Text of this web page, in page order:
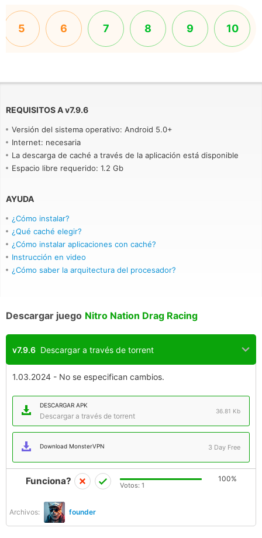
5 6 7 8 9 10
REQUISITOS Av7.9.6
Versión del sistema operativo: Android 5.0+
Internet: necesaria
La descarga de caché a través de la aplicación está disponible
Espacio libre requerido: 1.2 Gb
AYUDA
¿Cómo instalar?
¿Qué caché elegir?
¿Cómo instalar aplicaciones con caché?
Instrucción en video
¿Cómo saber la arquitectura del procesador?
Descargar juego Nitro Nation Drag Racing
v7.9.6 Descargar a través de torrent
1.03.2024 - No se especifican cambios.
DESCARGAR APK
Descargar a través de torrent
36.81 Kb
Download MonsterVPN 3 Day Free
Archivos: founder
Funciona? 100%
Votos: 1